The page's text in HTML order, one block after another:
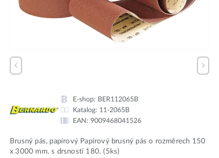
E-shop: BER112065B
Katalog: 11-2065B
EAN: 9009468041526
Brusný pás, papírový Papírový brusný pás o rozměrech 150
x 3000 mm. s drsností 180. (5ks)